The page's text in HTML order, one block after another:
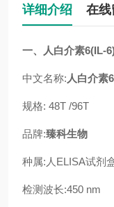
详细介绍 在线
一、人白介素6(IL-
中文名称: 人白介素
规格: 48T /96T
品牌:臻科生物
种属:人ELISA试剂
检测波长:450 nm